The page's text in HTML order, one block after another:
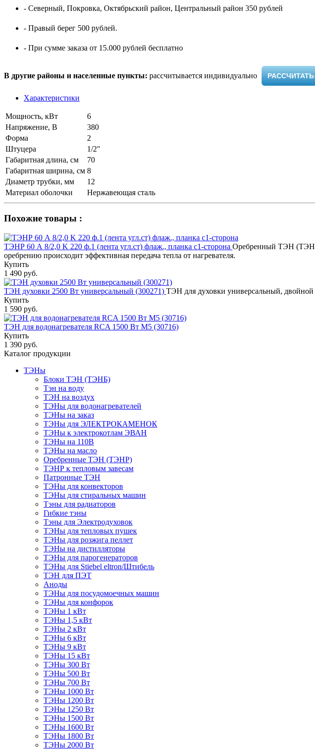
- Северный, Покровка, Октябрьский район, Центральный район 350 рублей
- Правый берег 500 рублей.
- При сумме заказа от 15.000 рублей бесплатно
В другие районы и населенные пункты: рассчитывается индивидуально ​
Характеристики
Мощность, кВт
6
Напряжение, В
380
Форма
2
Штуцера
1/2"
Габаритная длина, см
70
Габаритная ширина, см 8
Диаметр трубки, мм
12
Материал оболочки
Нержавеющая сталь
Похожие товары :
ТЭНР 60 А 8/2,0 K 220 ф.1 (лента угл.ст) флаж., планка с1-сторона Оребренный ТЭН (ТЭНР)
оребрению происходит эффективная передача тепла от нагревателя.
Купить
1 490 руб.
ТЭН духовки 2500 Вт универсальный (300271) ТЭН для духовки универсальный,
Купить
1 590 руб.
ТЭН для водонагревателя RCA 1500 Вт М5 (30716)
Купить
1 390 руб.
Каталог продукции
ТЭНы
Блоки ТЭН (ТЭНБ)
Тэн на воду
ТЭН на воздух
ТЭНы для водонагревателей
ТЭНы на заказ
ТЭНы для ЭЛЕКТРОКАМЕНОК
ТЭНы к электрокотлам ЭВАН
ТЭНы на 110В
ТЭНы на масло
Оребренные ТЭН (ТЭНР)
ТЭНР к тепловым завесам
Патронные ТЭН
ТЭНы для конвекторов
ТЭНы для стиральных машин
Тэны для радиаторов
Гибкие тэны
Тэны для Электродуховок
ТЭНы для тепловых пушек
ТЭНы для розжига пеллет
ТЭНы на дистилляторы
ТЭНы для парогенераторов
ТЭНы для Stiebel eltron/Штибель
ТЭН для ПЭТ
Аноды
ТЭНы для посудомоечных машин
ТЭНы для конфорок
ТЭНы 1 кВт
ТЭНы 1,5 кВт
ТЭНы 2 кВт
ТЭНы 6 кВт
ТЭНы 9 кВт
ТЭНы 15 кВт
ТЭНы 300 Вт
ТЭНы 500 Вт
ТЭНы 700 Вт
ТЭНы 1000 Вт
ТЭНы 1200 Вт
ТЭНы 1250 Вт
ТЭНы 1500 Вт
ТЭНы 1600 Вт
ТЭНы 1800 Вт
ТЭНы 2000 Вт